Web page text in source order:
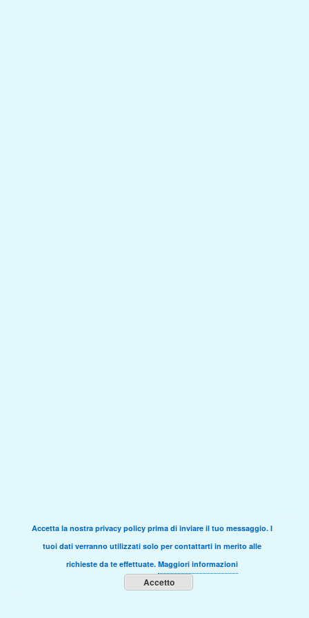
Accetta la nostra privacy policy prima di inviare il tuo messaggio. I
tuoi dati verranno utilizzati solo per contattarti in merito alle
richieste da te effettuate. Maggiori informazioni
Accetto